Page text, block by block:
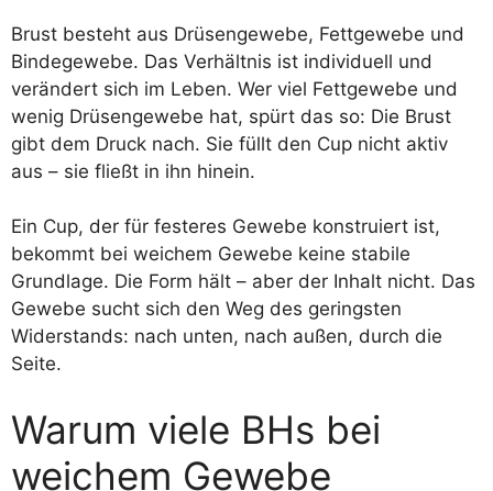
Brust besteht aus Drüsengewebe, Fettgewebe und
Bindegewebe. Das Verhältnis ist individuell und
verändert sich im Leben. Wer viel Fettgewebe und
wenig Drüsengewebe hat, spürt das so: Die Brust
gibt dem Druck nach. Sie füllt den Cup nicht aktiv
aus – sie fließt in ihn hinein.
Ein Cup, der für festeres Gewebe konstruiert ist,
bekommt bei weichem Gewebe keine stabile
Grundlage. Die Form hält – aber der Inhalt nicht. Das
Gewebe sucht sich den Weg des geringsten
Widerstands: nach unten, nach außen, durch die
Seite.
Warum viele BHs bei
weichem Gewebe